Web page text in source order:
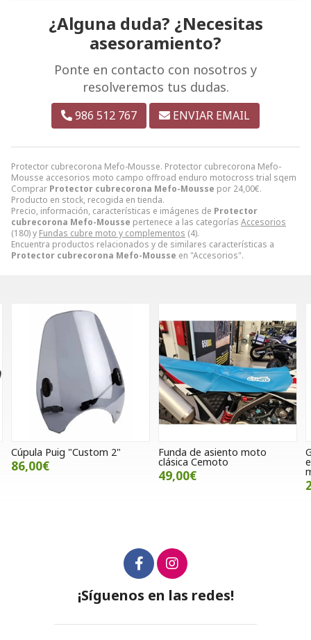
Protector cubrecorona Mefo-Mousse. Protector cubrecorona Mefo-
Mousse accesorios moto campo offroad enduro motocross trial sqem
Comprar Protector cubrecorona Mefo-Mousse por 24,00€.
Producto en stock, recogida en tienda.
Precio, información, características e imágenes de Protector
cubrecorona Mefo-Mousse pertenece a las categorías Accesorios
(180) y Fundas cubre moto y complementos (4).
Encuentra productos relacionados y de similares características a
Protector cubrecorona Mefo-Mousse en "Accesorios".
¿Alguna duda? ¿Necesitas
asesoramiento?
Ponte en contacto con nosotros y
resolveremos tus dudas.
986 512 767 ENVIAR EMAIL
Funda de asiento moto
clásica Cemoto
49,00€
Gomas laterales /
embellecedores de depósito
marrón
28,00€
¡Síguenos en las redes!